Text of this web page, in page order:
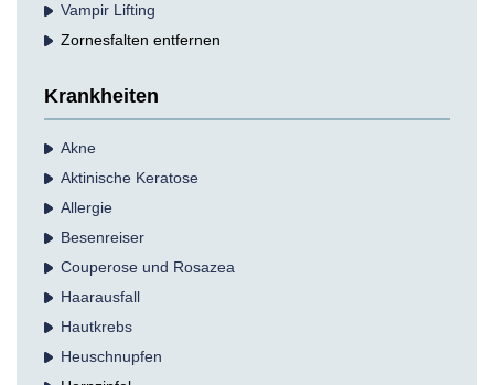
Vampir Lifting
Zornesfalten entfernen
Krankheiten
Akne
Aktinische Keratose
Allergie
Besenreiser
Couperose und Rosazea
Haarausfall
Hautkrebs
Heuschnupfen